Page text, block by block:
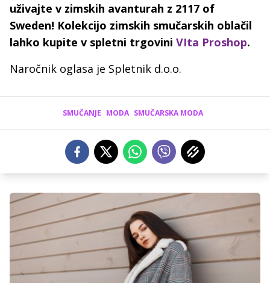
uživajte v zimskih avanturah z 2117 of
Sweden! Kolekcijo zimskih smučarskih oblačil
lahko kupite v spletni trgovini VIta Proshop.
Naročnik oglasa je Spletnik d.o.o.
SMUČANJE MODA SMUČARSKA MODA